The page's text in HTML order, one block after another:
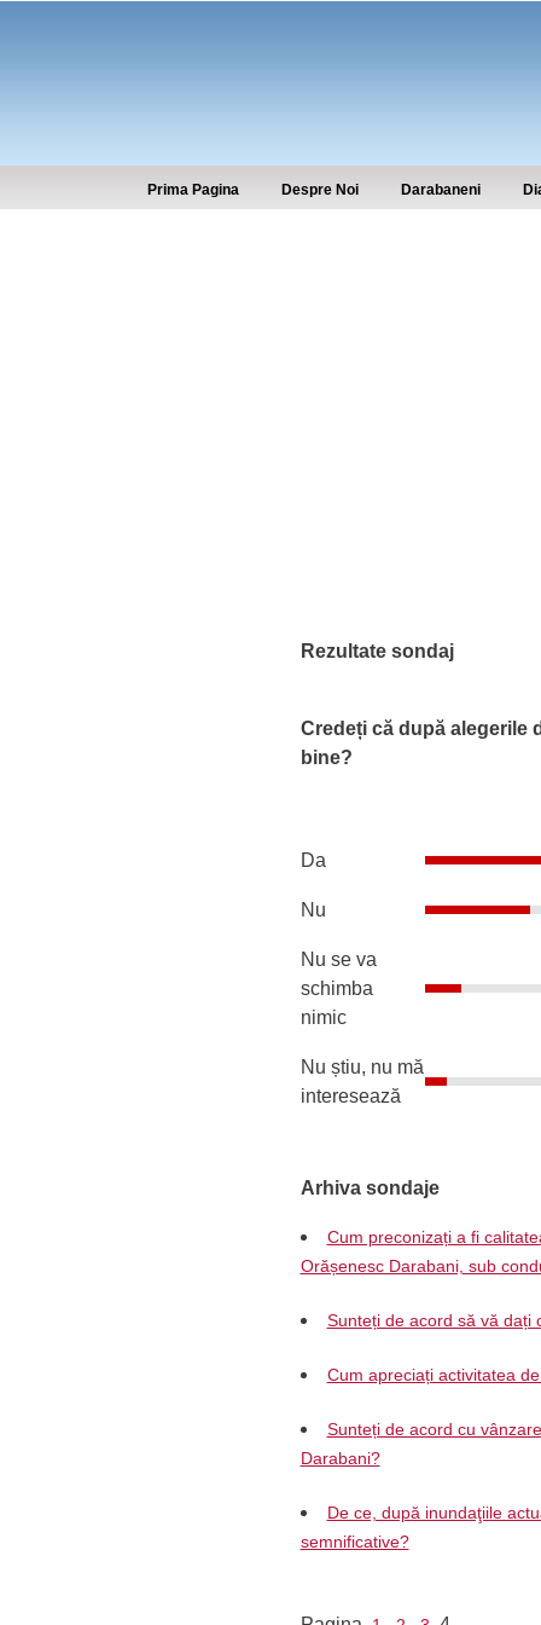
Prima Pagina Despre Noi Darabaneni
Rezultate sondaj
Credeți că după alegerile
bine?
Da
Nu
Nu se va
schimba
nimic
Nu știu, nu mă
interesează
Arhiva sondaje
Cum preconizați a fi
Orășenesc Darabani, sub
Sunteți de acord să vă dați
Cum apreciați activitatea
Sunteți de acord cu
Darabani?
De ce, după inundaţiile
semnificative?